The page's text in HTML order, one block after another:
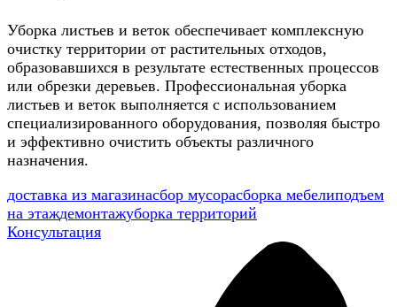
Уборка листьев и веток обеспечивает комплексную
очистку территории от растительных отходов,
образовавшихся в результате естественных процессов
или обрезки деревьев. Профессиональная уборка
листьев и веток выполняется с использованием
специализированного оборудования, позволяя быстро
и эффективно очистить объекты различного
назначения.
доставка из магазинасбор мусорасборка мебелиподъем
на этаждемонтажуборка территорий
Консультация